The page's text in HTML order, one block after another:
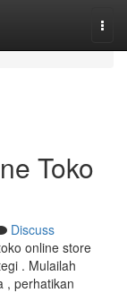
Toko
Discuss
online store
. Mulailah
, perhatikan